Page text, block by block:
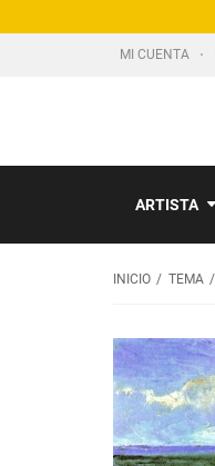
MI CUENTA
ARTISTA
INICIO TEMA